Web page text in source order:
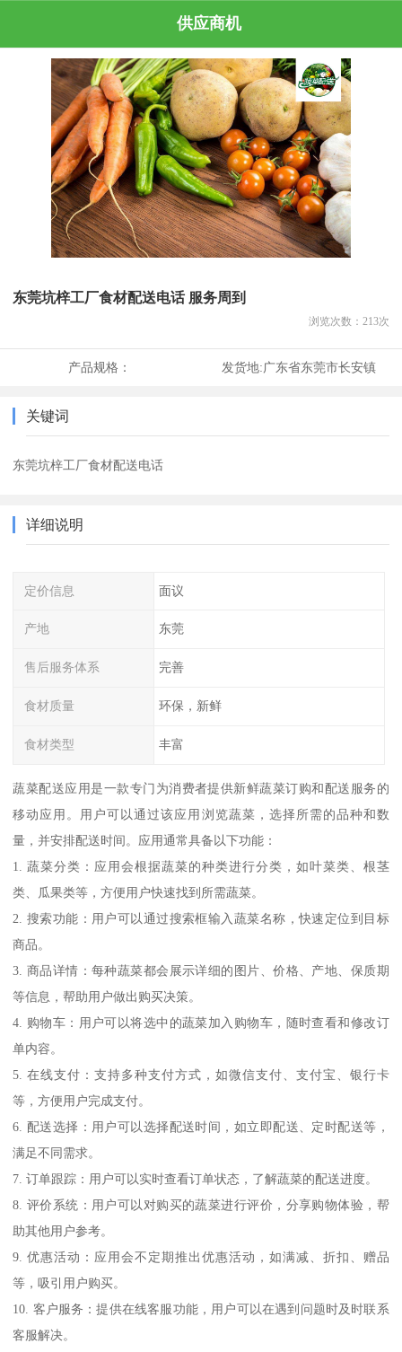
供应商机
东莞坑梓工厂食材配送电话 服务周到
浏览次数： 213次
产品规格： 发货地:广东省东莞市长安镇
关键词
东莞坑梓工厂食材配送电话
详细说明
定价信息 面议
产地 东莞
售后服务体系 完善
食材质量 环保，新鲜
食材类型 丰富
蔬菜配送应用是一款专门为消费者提供新鲜蔬菜订购和配送服务的
移动应用。用户可以通过该应用浏览蔬菜，选择所需的品种和数
量，并安排配送时间。应用通常具备以下功能：
1. 蔬菜分类：应用会根据蔬菜的种类进行分类，如叶菜类、根茎
类、瓜果类等，方便用户快速找到所需蔬菜。
2. 搜索功能：用户可以通过搜索框输入蔬菜名称，快速定位到目标
商品。
3. 商品详情：每种蔬菜都会展示详细的图片、价格、产地、保质期
等信息，帮助用户做出购买决策。
4. 购物车：用户可以将选中的蔬菜加入购物车，随时查看和修改订
单内容。
5. 在线支付：支持多种支付方式，如微信支付、支付宝、银行卡
等，方便用户完成支付。
6. 配送选择：用户可以选择配送时间，如立即配送、定时配送等，
满足不同需求。
7. 订单跟踪：用户可以实时查看订单状态，了解蔬菜的配送进度。
8. 评价系统：用户可以对购买的蔬菜进行评价，分享购物体验，帮
助其他用户参考。
9. 优惠活动：应用会不定期推出优惠活动，如满减、折扣、赠品
等，吸引用户购买。
10. 客户服务：提供在线客服功能，用户可以在遇到问题时及时联系
客服解决。